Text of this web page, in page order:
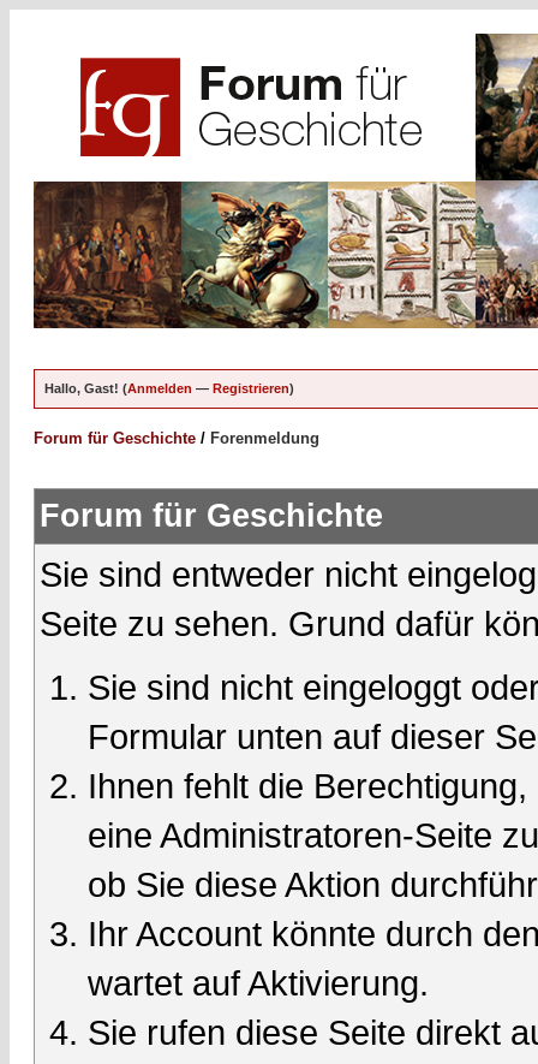
Hallo, Gast! (Anmelden — Registrieren)
Forum für Geschichte / Forenmeldung
Forum für Geschichte
Sie sind entweder nicht
Seite zu sehen. Grund dafür
Sie sind nicht eingeloggt
Formular unten auf dieser
Ihnen fehlt die
eine Administratoren-Seite
ob Sie diese Aktion
Ihr Account könnte durch
wartet auf Aktivierung.
Sie rufen diese Seite direkt